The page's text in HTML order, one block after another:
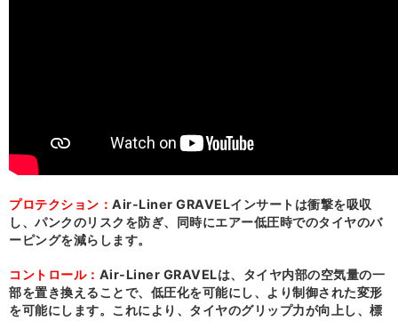
プロテクション： Air-Liner GRAVELインサートは衝撃を吸収
し、パンクのリスクを防ぎ、同時にエアー低圧時でのタイヤのバ
ーピングを減らします。
コントロール： Air-Liner GRAVELは、タイヤ内部の空気量の一
部を置き換えることで、低圧化を可能にし、より制御された変形
を可能にします。これにより、タイヤのグリップ力が向上し、標